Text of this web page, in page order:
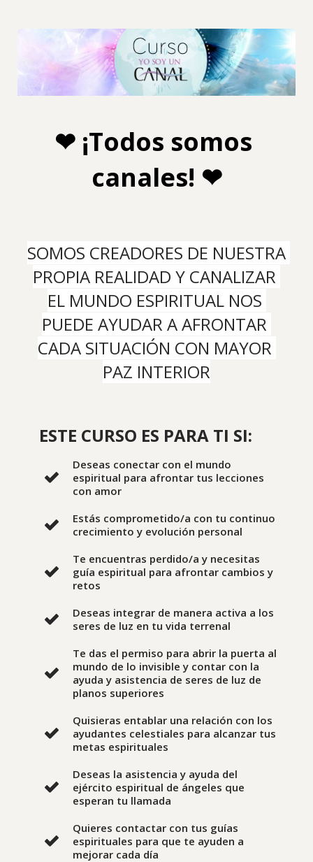
❤ ¡Todos somos
canales! ❤
SOMOS CREADORES DE NUESTRA
PROPIA REALIDAD Y CANALIZAR
EL MUNDO ESPIRITUAL NOS
PUEDE AYUDAR A AFRONTAR
CADA SITUACIÓN CON MAYOR
PAZ INTERIOR
ESTE CURSO ES PARA TI SI:
Deseas conectar con el mundo
espiritual para afrontar tus lecciones
con amor
Estás comprometido/a con tu continuo
crecimiento y evolución personal
Te encuentras perdido/a y necesitas
guía espiritual para afrontar cambios y
retos
Deseas integrar de manera activa a los
seres de luz en tu vida terrenal
Te das el permiso para abrir la puerta al
mundo de lo invisible y contar con la
ayuda y asistencia de seres de luz de
planos superiores
Quisieras entablar una relación con los
ayudantes celestiales para alcanzar tus
metas espirituales
Deseas la asistencia y ayuda del
ejército espiritual de ángeles que
esperan tu llamada
Quieres contactar con tus guías
espirituales para que te ayuden a
mejorar cada día